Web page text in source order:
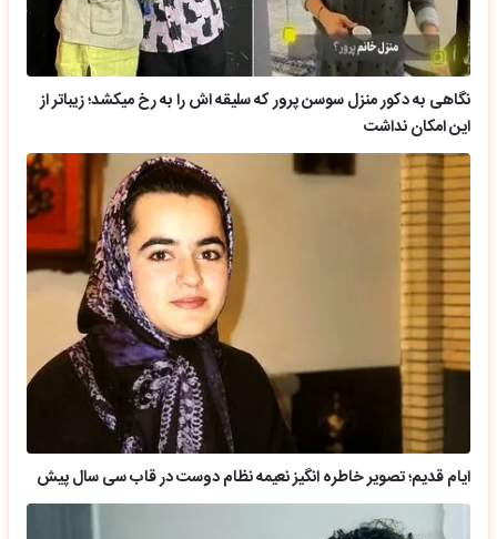
نگاهی به دکور منزل سوسن پرور که سلیقه اش را به رخ میکشد؛ زیباتر از
این امکان نداشت
ایام قدیم؛ تصویر خاطره انگیز نعیمه نظام دوست در قاب سی سال پیش